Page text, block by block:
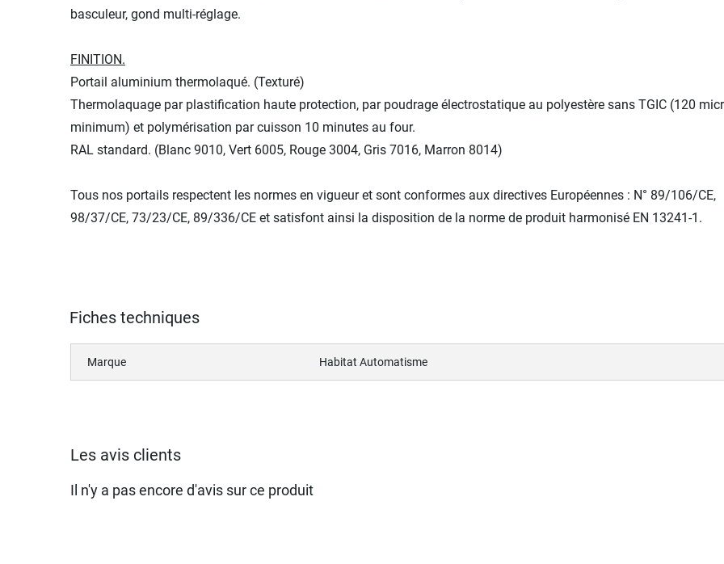
basculeur, gond multi-réglage.
FINITION.
Portail aluminium thermolaqué. (Texturé)
Thermolaquage par plastification haute protection, par poudrage électrostatique au polyestère sans TGIC (120
minimum) et polymérisation par cuisson 10 minutes au four.
RAL standard. (Blanc 9010, Vert 6005, Rouge 3004, Gris 7016, Marron 8014)
Tous nos portails respectent les normes en vigueur et sont conformes aux directives Européennes : N° 89/106/CE,
98/37/CE, 73/23/CE, 89/336/CE et satisfont ainsi la disposition de la norme de produit harmonisé EN 13241-1.
Fiches techniques
Marque Habitat Automatisme
Les avis clients
Il n'y a pas encore d'avis sur ce produit